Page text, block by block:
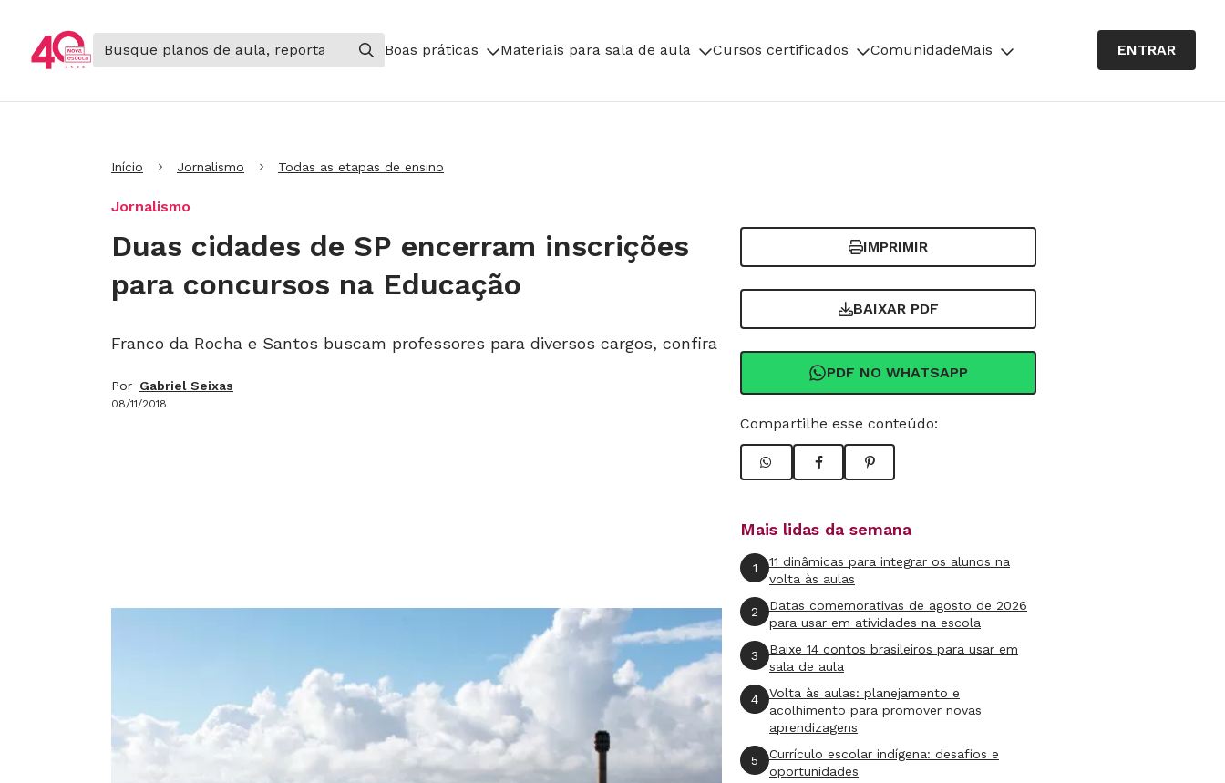
Boas práticas Materiais para sala de aula Cursos certificados ComunidadeMais ENTRAR
Início Jornalismo Todas as etapas de ensino
Jornalismo
Duas cidades de SP encerram inscrições
para concursos na Educação
Franco da Rocha e Santos buscam professores para diversos cargos, confira
Por Gabriel Seixas
08/11/2018
IMPRIMIR
BAIXAR PDF
PDF NO WHATSAPP
Compartilhe esse conteúdo:
Mais lidas da semana
1
11 dinâmicas para integrar os alunos na
volta às aulas
2
Datas comemorativas de agosto de 2026
para usar em atividades na escola
3
Baixe 14 contos brasileiros para usar em
sala de aula
4
Volta às aulas: planejamento e
acolhimento para promover novas
aprendizagens
5
Currículo escolar indígena: desafios e
oportunidades